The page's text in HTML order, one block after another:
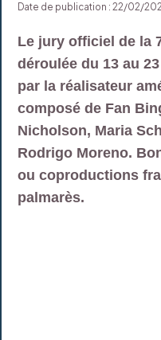
Date de publication : 22/02/
Le jury officiel de la
déroulée du 13 au
par la réalisateur
composé de Fan
Nicholson, Maria
Rodrigo Moreno.
ou coproductions
palmarès.